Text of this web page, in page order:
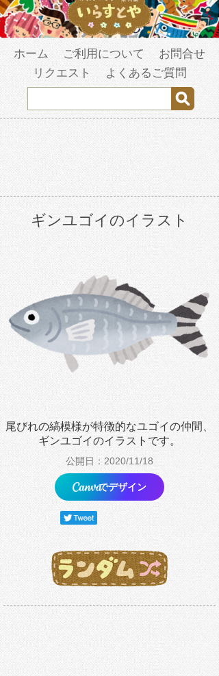
ホーム ご利用について
お問合せ
リクエスト
よくあるご質問
ギンユゴイのイラスト
尾びれの縞模様が特徴的なユゴイの仲間、
ギンユゴイのイラストです。
公開日：2020/11/18
でデザイン